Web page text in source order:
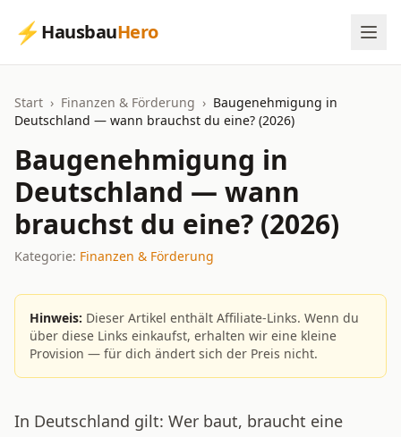
⚡ HausbauHero
Start › Finanzen & Förderung › Baugenehmigung in
Deutschland — wann brauchst du eine? (2026)
Baugenehmigung in
Deutschland — wann
brauchst du eine? (2026)
Kategorie: Finanzen & Förderung
Hinweis: Dieser Artikel enthält Affiliate-Links. Wenn du
über diese Links einkaufst, erhalten wir eine kleine
Provision — für dich ändert sich der Preis nicht.
In Deutschland gilt: Wer baut, braucht eine